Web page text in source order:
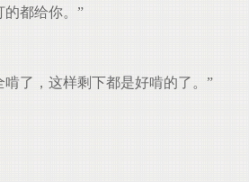
都给你。”
了，这样剩下都是好啃的了。”